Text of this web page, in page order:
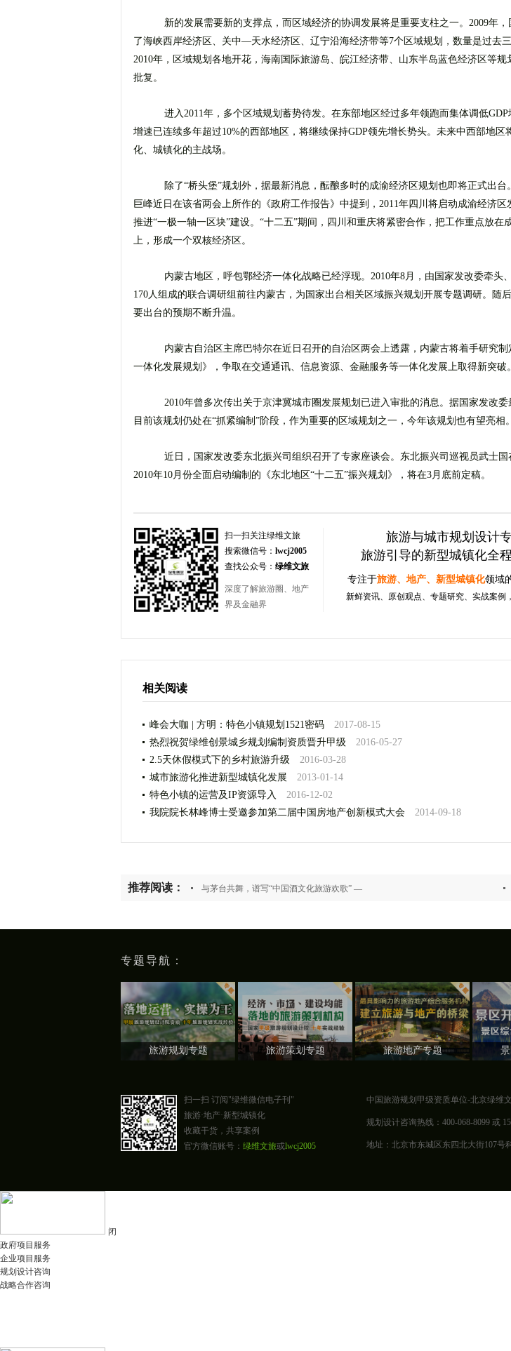
新的发展需要新的支撑点，而区域经济的协调发展将是重要支柱之一。2009年，
了海峡西岸经济区、关中―天水经济区、辽宁沿海经济带等7个区域规划，数量是过去三
2010年，区域规划各地开花，海南国际旅游岛、皖江经济带、山东半岛蓝色经济区等规
批复。
进入2011年，多个区域规划蓄势待发。在东部地区经过多年领跑而集体调低GDP
增速已连续多年超过10%的西部地区，将继续保持GDP领先增长势头。未来中西部地区
化、城镇化的主战场。
除了“桥头堡”规划外，据最新消息，酝酿多时的成渝经济区规划也即将正式出台
巨峰近日在该省两会上所作的《政府工作报告》中提到，2011年四川将启动成渝经济区
推进“一极一轴一区块”建设。“十二五”期间，四川和重庆将紧密合作，把工作重点放在
上，形成一个双核经济区。
内蒙古地区，呼包鄂经济一体化战略已经浮现。2010年8月，由国家发改委牵头
170人组成的联合调研组前往内蒙古，为国家出台相关区域振兴规划开展专题调研。随
要出台的预期不断升温。
内蒙古自治区主席巴特尔在近日召开的自治区两会上透露，内蒙古将着手研究制
一体化发展规划》，争取在交通通讯、信息资源、金融服务等一体化发展上取得新突破。
2010年曾多次传出关于京津冀城市圈发展规划已进入审批的消息。据国家发改委
目前该规划仍处在“抓紧编制”阶段，作为重要的区域规划之一，今年该规划也有望亮相。
近日，国家发改委东北振兴司组织召开了专家座谈会。东北振兴司巡视员武士国
2010年10月份全面启动编制的《东北地区“十二五”振兴规划》，将在3月底前定稿。
扫一扫关注绿维文旅
搜索微信号： lwcj2005
查找公众号： 绿维文旅
深度了解旅游圈、地产
界及金融界
旅游与城市规划设计
旅游引导的新型城镇化全
专注于旅游、地产、新型城镇化领域
新鲜资讯、原创观点、专题研究、实战案例
相关阅读
峰会大咖 | 方明：特色小镇规划1521密码
2017-08-15
热烈祝贺绿维创景城乡规划编制资质晋升甲级
2016-05-27
2.5天休假模式下的乡村旅游升级
2016-03-28
城市旅游化推进新型城镇化发展
2013-01-14
特色小镇的运营及IP资源导入
2016-12-02
我院院长林峰博士受邀参加第二届中国房地产创新模式大会
2014-09-18
推荐阅读： 与茅台共舞，谱写“中国酒文化旅游欢歌” —
专题导航：
旅游规划专题 旅游策划专题 旅游地产专题
扫一扫 订阅"绿维微信电子刊"
旅游·地产·新型城镇化
收藏干货，共享案例
官方微信账号： 绿维文旅或lwcj2005
中国旅游规划甲级资质单位-北京绿维
规划设计咨询热线：400-068-8099 或
地址：北京市东城区东四北大街107号
闭
政府项目服务
企业项目服务
规划设计咨询
战略合作咨询